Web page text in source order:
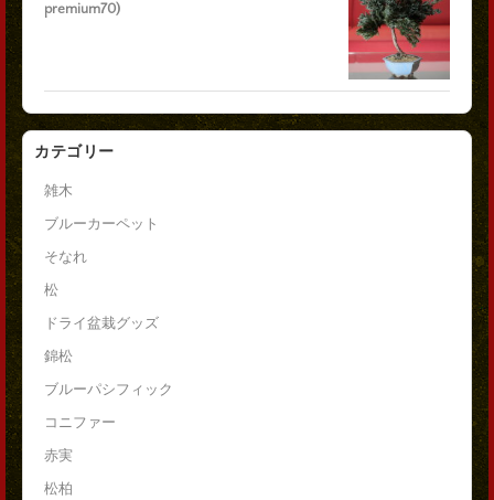
premium70)
カテゴリー
雑木
ブルーカーペット
そなれ
松
ドライ盆栽グッズ
錦松
ブルーパシフィック
コニファー
赤実
松柏